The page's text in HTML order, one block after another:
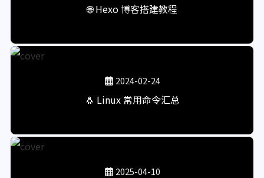
🌐 Hexo 博客搭建教程
2024-02-24
🐧 Linux 常用命令汇总
2025-04-10